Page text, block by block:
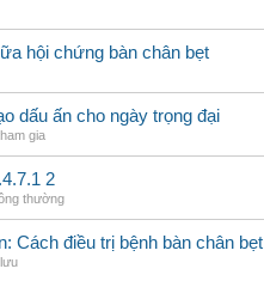
hội chứng bàn chân bẹt
dấu ấn cho ngày trọng đại
gia
2
thường
Cách điều trị bệnh bàn chân bẹt